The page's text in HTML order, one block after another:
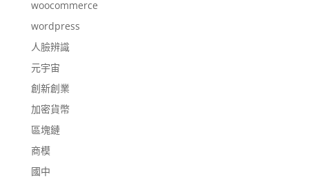
woocommerce
wordpress
人臉辨識
元宇宙
創新創業
加密貨幣
區塊鏈
商模
國中